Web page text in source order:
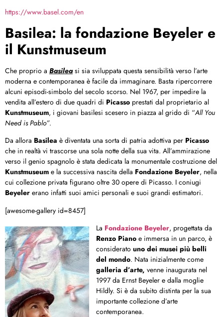
https://www.basel.com/en
Basilea: la fondazione Beyeler e
il Kunstmuseum
Che proprio a Basileasi sia sviluppata questa sensibilità verso l’arte
moderna e contemporanea è facile da immaginare. Basta ripercorrere
alcuni episodi-simbolo del secolo scorso. Nel 1967, per impedire la
vendita all’estero di due quadri di Picasso prestati dal proprietario al
Kunstmuseum, i giovani basilesi scesero in piazza al grido di “All You
Need is Pablo”.
Da allora Basilea è diventata una sorta di patria adottiva per Picasso
che in realtà vi trascorse una sola notte della sua vita. All’ammirazione
verso il genio spagnolo è stata dedicata la monumentale costruzione del
Kunstmuseum e la successiva nascita della Fondazione Beyeler, nella
cui collezione privata figurano oltre 30 opere di Picasso. I coniugi
Beyeler erano infatti suoi amici personali e suoi grandi estimatori.
[awesome-gallery id=8457]
La Fondazione Beyeler, progettata da
Renzo Piano e immersa in un parco, è
considerato uno dei musei più belli
del mondo. Nata inizialmente come
galleria d’arte, venne inaugurata nel
1997 da Ernst Beyeler e dalla moglie
Hildly. Si è da subito distinta per la sua
importante collezione d’arte
contemporanea.